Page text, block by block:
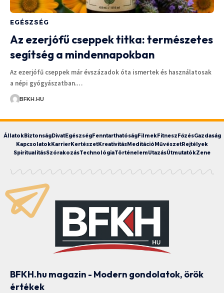
EGÉSZSÉG
Az ezerjófű cseppek titka: természetes
segítség a mindennapokban
Az ezerjófű cseppek már évszázadok óta ismertek és használatosak
a népi gyógyászatban.…
BFKH.HU
ÁllatokBiztonságDivatEgészségFenntarthatóságFilmekFitneszFőzésGazdaság
KapcsolatokKarrierKertészetKreativitásMeditációMűvészetRejtélyek
SpiritualitásSzórakozásTechnológiaTörténelemUtazásÚtmutatókZene
BFKH.hu magazin - Modern gondolatok, örök
értékek